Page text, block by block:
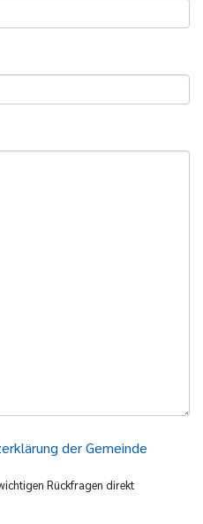
der Gemeinde
Rückfragen direkt